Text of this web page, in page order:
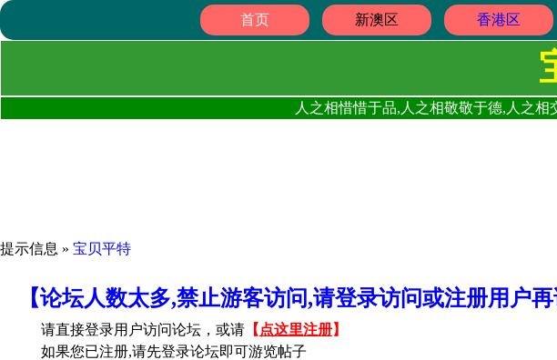
首页 新澳区 香港区
人之相惜惜于品,人之相敬敬于德,人之
提示信息 » 宝贝平特
【论坛人数太多,禁止游客访问,请登录访问或注册用户
请直接登录用户访问论坛，或请 【 点这里注册】
如果您已注册,请先登录论坛即可游览帖子